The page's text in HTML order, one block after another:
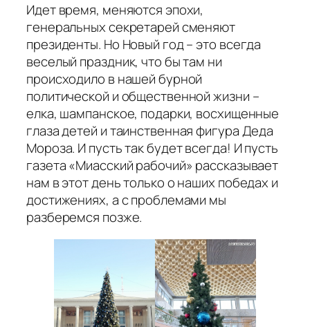
Идет время, меняются эпохи,
генеральных секретарей сменяют
президенты. Но Новый год – это всегда
веселый праздник, что бы там ни
происходило в нашей бурной
политической и общественной жизни –
елка, шампанское, подарки, восхищенные
глаза детей и таинственная фигура Деда
Мороза. И пусть так будет всегда! И пусть
газета «Миасский рабочий» рассказывает
нам в этот день только о наших победах и
достижениях, а с проблемами мы
разберемся позже.